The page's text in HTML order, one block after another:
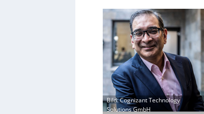
Bild: Cognizant Technology
Solutions GmbH